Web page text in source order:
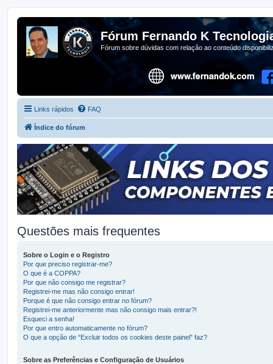
Fórum Fernando K
Fórum sobre dúvidas com relação ao conteúdo
Links rápidos FAQ
Índice do fórum
Questões mais frequentes
Sobre o Login e o Registro
Por que preciso registrar-me?
O que é a COPPA?
Por que não consigo me registrar?
Registrei-me mas não consigo entrar!
Porque é que não consigo entrar no fórum?
Registrei-me anteriormente mas não consigo mais entrar?!
Esqueci a senha!
Por que entro automaticamente no fórum?
O que a opção de “Excluir todos os cookies deste painel” faz?
Sobre as Preferências e Configuração de Usuários